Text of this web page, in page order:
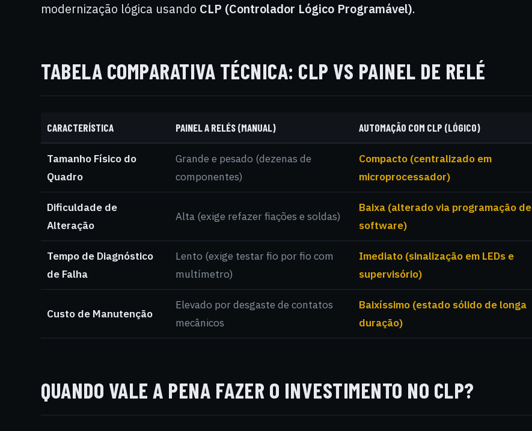
modernização lógica usando CLP (Controlador Lógico Programável).
TABELA COMPARATIVA TÉCNICA: CLP VS PAINEL DE RELÉ
CARACTERÍSTICA PAINEL A RELÉS (MANUAL) AUTOMAÇÃO COM CLP (LÓGICO)
Tamanho Físico do
Quadro
Grande e pesado (dezenas de
componentes)
Compacto (centralizado em
microprocessador)
Dificuldade de
Alteração
Alta (exige refazer fiações e soldas)
Baixa (alterado via programação de
software)
Tempo de Diagnóstico
de Falha
Lento (exige testar fio por fio com
multímetro)
Imediato (sinalização em LEDs e
supervisório)
Custo de Manutenção
Elevado por desgaste de contatos
mecânicos
Baixíssimo (estado sólido de longa
duração)
QUANDO VALE A PENA FAZER O INVESTIMENTO NO CLP?